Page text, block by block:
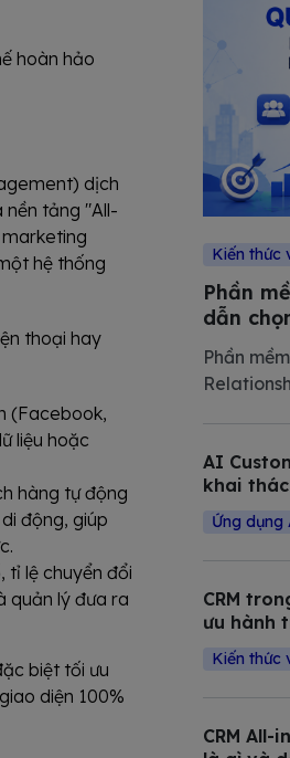
hoàn hảo
dịch
nền tảng "All-
hệ thống
thoại hay
(Facebook,
liệu hoặc
hàng tự động
động, giúp
tỉ lệ chuyển đổi
quản lý đưa ra
biệt tối ưu
diện 100%
Kiến thức
Phần
dẫn
nghiệp
Phần
Trong bài
chi tiết
AI
khai
Ứng dụng
CRM
ưu hành
Kiến thức
CRM All-